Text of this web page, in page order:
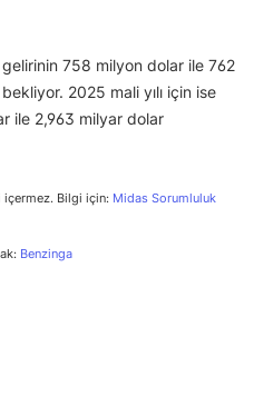
758 milyon dolar ile 762
2025 mali yılı için ise
ile 2,963 milyar dolar
içermez. Bilgi için: Midas Sorumluluk
Benzinga